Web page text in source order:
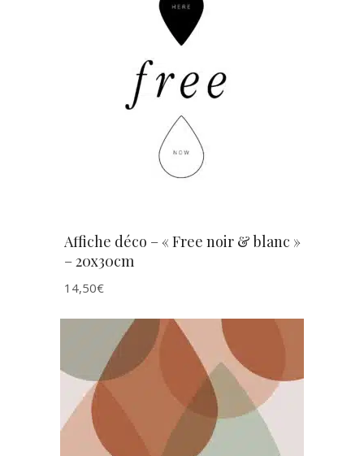
AJOUTER AU PANIER
Affiche déco – « Free noir & blanc »
– 20x30cm
14,50€
AJOUTER AU PANIER